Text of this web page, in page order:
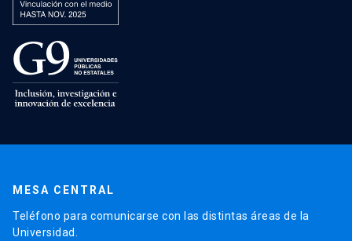
MESA CENTRAL
Teléfono para comunicarse con las distintas áreas de la
Universidad.